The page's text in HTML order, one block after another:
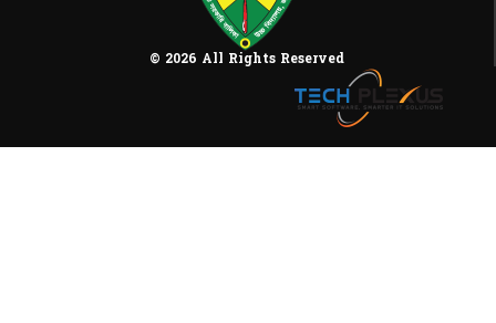
© 2026 All Rights Reserved